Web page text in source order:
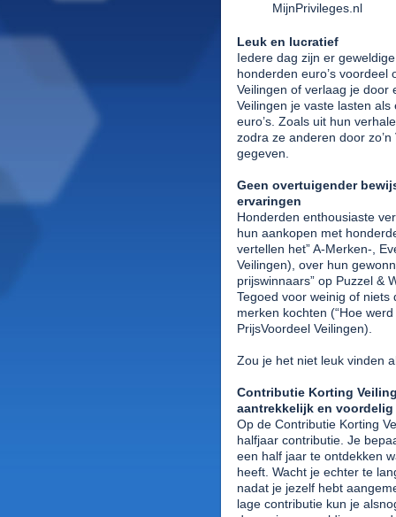
MijnPrivileges.nl
Leuk en lucratief
Iedere dag zijn er
honderden euro’s
Veilingen of verlaag je door
Veilingen je vaste lasten
euro’s. Zoals uit hun
zodra ze anderen door
gegeven.
Geen overtuigender
ervaringen
Honderden enthousiaste
hun aankopen met
vertellen het” A-Merken-,
Veilingen), over hun
prijswinnaars” op Puzzel &
Tegoed voor weinig of
merken kochten (“Hoe
PrijsVoordeel Veilingen).
Zou je het niet leuk vinden
Contributie Korting
aantrekkelijk en voordelig
Op de Contributie Korting
halfjaar contributie. Je
een half jaar te ontdekken
heeft. Wacht je echter te
nadat je jezelf hebt
lage contributie kun je